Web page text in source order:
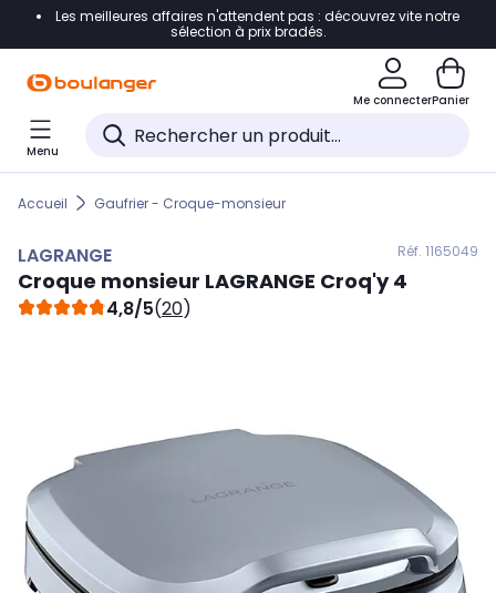
Accéder directement à la navigation
Accéder directement au pied de page
Accéder directement au chatbot
Les meilleures affaires n'attendent pas : découvrez vite notre
sélection à prix bradés.
Me connecterPanier
Menu
Accueil Gaufrier - Croque-monsieur
LAGRANGE Réf. 1165049
Croque monsieur LAGRANGE Croq'y 4
4,8/5(20)